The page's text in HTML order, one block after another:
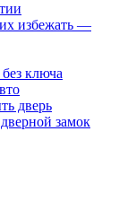
избежать —
ключа
дверь
замок